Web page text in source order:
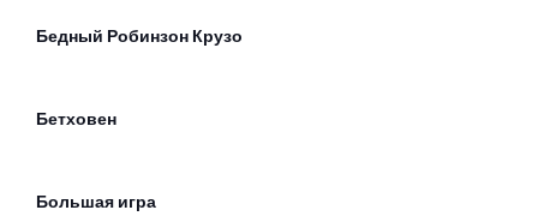
Бедный Робинзон Крузо
Бетховен
Большая игра